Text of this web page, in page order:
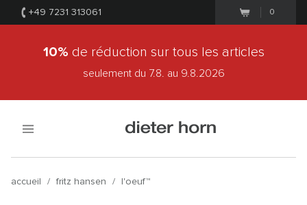
+49 7231 313061 0
10% de réduction sur tous les articles
seulement du 7.8. au 9.8.2026
accueil / fritz hansen / l'oeuf™